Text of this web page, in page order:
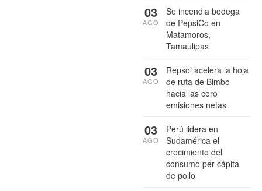
Se incendia bodega
de PepsiCo en
Matamoros,
Tamaulipas
03
AGO
Repsol acelera la hoja
de ruta de Bimbo
hacia las cero
emisiones netas
03
AGO
Perú lidera en
Sudamérica el
crecimiento del
consumo per cápita
de pollo
03
AGO